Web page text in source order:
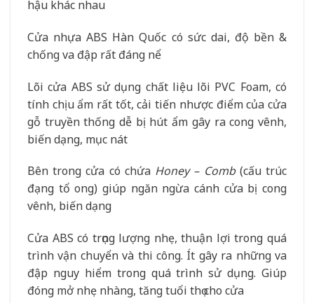
hậu khác nhau
Cửa nhựa ABS Hàn Quốc có sức dai, độ bền &
chống va đập rất đáng nể
Lõi cửa ABS sử dụng chất liệu lõi PVC Foam, có
tính chịu ẩm rất tốt, cải tiến nhược điểm của cửa
gỗ truyền thống dễ bị hút ẩm gây ra cong vênh,
biến dạng, mục nát
Bên trong cửa có chứa Honey – Comb(cấu trúc
đạng tổ ong) giúp ngăn ngừa cánh cửa bị cong
vênh, biến dạng
Cửa ABS có trọng lượng nhẹ, thuận lợi trong quá
trình vận chuyển và thi công. Ít gây ra những va
đập nguy hiểm trong quá trình sử dụng. Giúp
đóng mở nhẹ nhàng, tăng tuổi thọ cho cửa